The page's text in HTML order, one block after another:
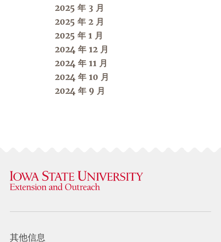
2025 年 3 月
2025 年 2 月
2025 年 1 月
2024 年 12 月
2024 年 11 月
2024 年 10 月
2024 年 9 月
其他信息